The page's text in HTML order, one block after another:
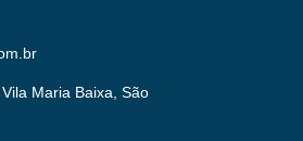
Maria Baixa, São